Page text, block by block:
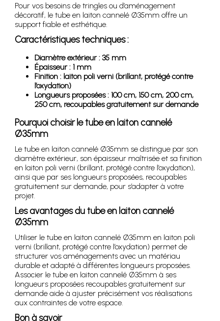
Pour vos besoins de tringles ou d’aménagement
décoratif, le tube en laiton cannelé Ø35mm offre un
support fiable et esthétique.
Caractéristiques techniques :
Diamètre extérieur : 35 mm
Épaisseur : 1 mm
Finition : laiton poli verni (brillant, protégé contre
l’oxydation)
Longueurs proposées : 100 cm, 150 cm, 200 cm,
250 cm, recoupables gratuitement sur demande
Pourquoi choisir le tube en laiton cannelé
Ø35mm
Le tube en laiton cannelé Ø35mm se distingue par son
diamètre extérieur, son épaisseur maîtrisée et sa finition
en laiton poli verni (brillant, protégé contre l’oxydation),
ainsi que par ses longueurs proposées, recoupables
gratuitement sur demande, pour s’adapter à votre
projet.
Les avantages du tube en laiton cannelé
Ø35mm
Utiliser le tube en laiton cannelé Ø35mm en laiton poli
verni (brillant, protégé contre l’oxydation) permet de
structurer vos aménagements avec un matériau
durable et adapté à différentes longueurs proposées.
Associer le tube en laiton cannelé Ø35mm à ses
longueurs proposées recoupables gratuitement sur
demande aide à ajuster précisément vos réalisations
aux contraintes de votre espace.
Bon à savoir